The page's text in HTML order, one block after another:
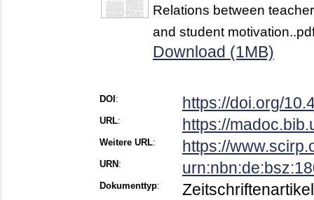
Relations between
and student
Download (1MB)
DOI : https://doi.org/
URL: https://
Weitere URL: https://
URN :
Dokumenttyp: Zeitschriftenartikel